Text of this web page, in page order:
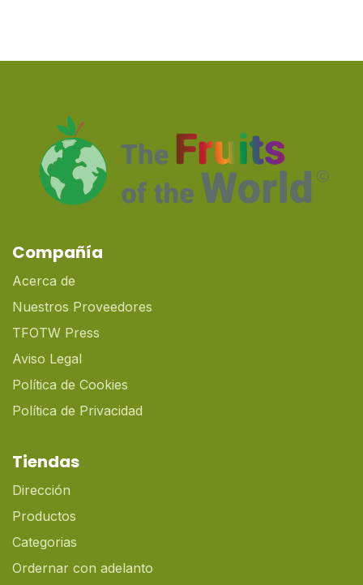
Compañía
Acerca de
Nuestros Proveedores
TFOTW Press
Aviso Legal
Política de Cookies
Política de Privacidad
Tiendas
Dirección
Productos
Categorias
Ordernar con adelanto